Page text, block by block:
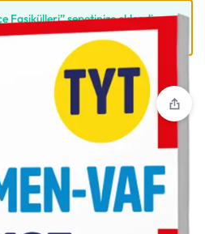
Fasikülleri” sepetinize eklendi.